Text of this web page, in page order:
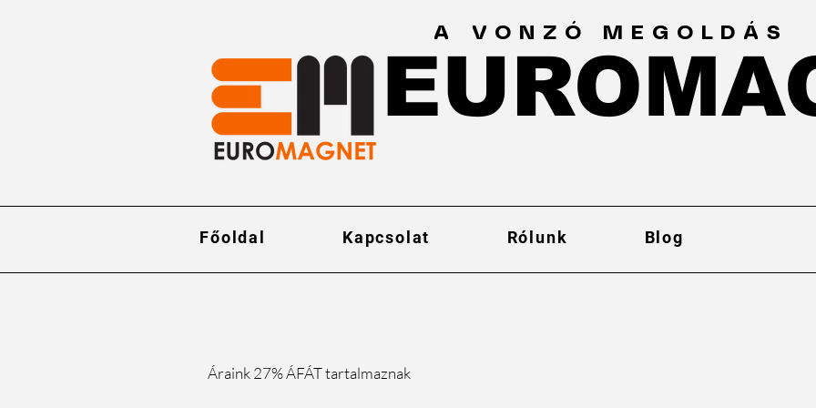
A VONZÓ MEGOLDÁS
Főoldal Kapcsolat Rólunk Blog
Áraink 27% ÁFÁT tartalmaznak